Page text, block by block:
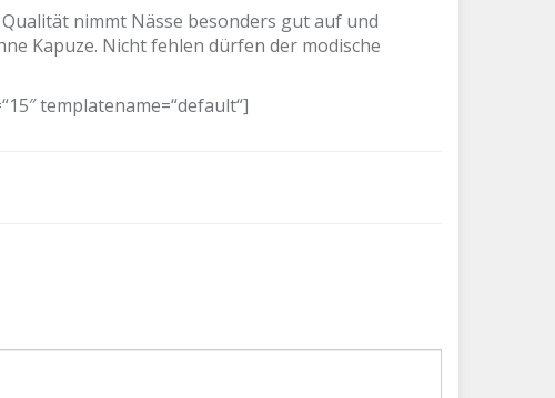
nimmt Nässe besonders gut auf und
Kapuze. Nicht fehlen dürfen der modische
templatename=“default“]